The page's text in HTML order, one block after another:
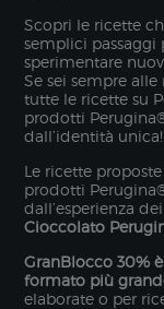
Scopri le ricette
semplici passaggi
sperimentare
Se sei sempre
tutte le ricette su
prodotti
dall’identità unica!
Le ricette
prodotti
dall’esperienza dei
Cioccolato
GranBlocco 30%
formato più
elaborate o per